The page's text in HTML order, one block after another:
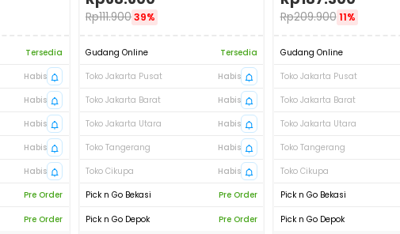
Tersedia
Habis
Habis
Habis
Habis
Habis
Pre Order
Pre Order
Rp111.90039%
Gudang Online
Tersedia
Toko Jakarta Pusat
Habis
Toko Jakarta Barat
Habis
Toko Jakarta Utara
Habis
Toko Tangerang
Habis
Toko Cikupa
Habis
Pick n Go Bekasi
Pre Order
Pick n Go Depok Pre Order
Rp209.900 11%
Gudang Online
Toko Jakarta Pusat
Toko Jakarta Barat
Toko Jakarta Utara
Toko Tangerang
Toko Cikupa
Pick n Go Bekasi
Pick n Go Depok